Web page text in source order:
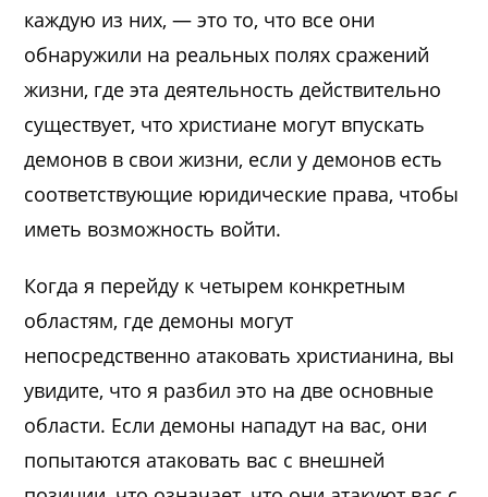
каждую из них, — это то, что все они
обнаружили на реальных полях сражений
жизни, где эта деятельность действительно
существует, что христиане могут впускать
демонов в свои жизни, если у демонов есть
соответствующие юридические права, чтобы
иметь возможность войти.
Когда я перейду к четырем конкретным
областям, где демоны могут
непосредственно атаковать христианина, вы
увидите, что я разбил это на две основные
области. Если демоны нападут на вас, они
попытаются атаковать вас с внешней